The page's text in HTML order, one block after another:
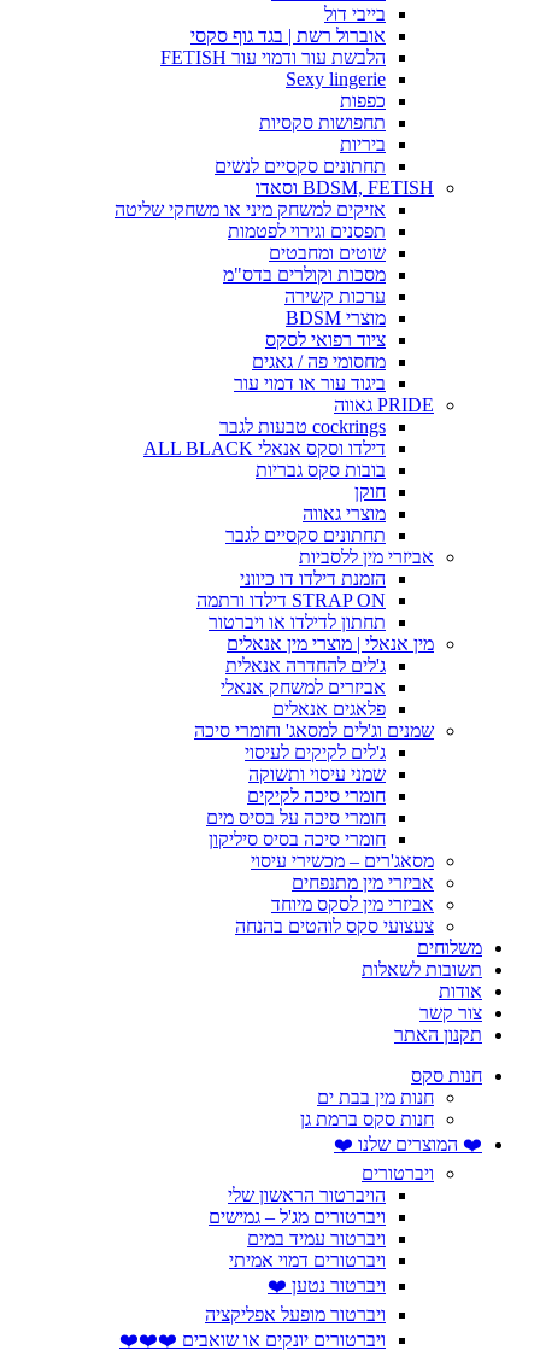
בייבי דול
אוברול רשת | בגד גוף סקסי
הלבשת עור ודמוי עור FETISH
Sexy lingerie
כפפות
תחפושות סקסיות
ביריות
תחתונים סקסיים לנשים
BDSM, FETISH וסאדו
אזיקים למשחק מיני או משחקי שליטה
תפסנים וגירוי לפטמות
שוטים ומחבטים
מסכות וקולרים בדס"מ
ערכות קשירה
מוצרי BDSM
ציוד רפואי לסקס
מחסומי פה / גאגים
ביגוד עור או דמוי עור
PRIDE גאווה
cockrings טבעות לגבר
דילדו וסקס אנאלי ALL BLACK
בובות סקס גבריות
חוקן
מוצרי גאווה
תחתונים סקסיים לגבר
אביזרי מין ללסביות
הזמנת דילדו דו כיווני
STRAP ON דילדו ורתמה
תחתון לדילדו או ויברטור
מין אנאלי | מוצרי מין אנאלים
ג'לים להחדרה אנאלית
אביזרים למשחק אנאלי
פלאגים אנאלים
שמנים וג'לים למסאג' וחומרי סיכה
ג'לים לקיקים לעיסוי
שמני עיסוי ותשוקה
חומרי סיכה לקיקים
חומרי סיכה על בסיס מים
חומרי סיכה בסיס סיליקון
מסאג'רים – מכשירי עיסוי
אביזרי מין מתנפחים
אביזרי מין לסקס מיוחד
צעצועי סקס לוהטים בהנחה
משלוחים
תשובות לשאלות
אודות
צור קשר
תקנון האתר
חנות סקס
חנות מין בבת ים
חנות סקס ברמת גן
❤️ המוצרים שלנו ❤️
ויברטורים
הויברטור הראשון שלי
ויברטורים מג'ל – גמישים
ויברטור עמיד במים
ויברטורים דמוי אמיתי
ויברטור נטען ❤️
ויברטור מופעל אפליקציה
ויברטורים יונקים או שואבים ❤️❤️❤️